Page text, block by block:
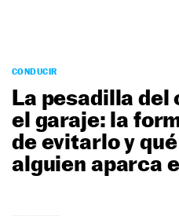
PODCAST
MOTOS
TECNOLOGÍA
SUPERCOCHES
MOTORTV
PREMIOS
CONDUCIR
La pesadilla del
el garaje: la
de evitarlo y
alguien aparca